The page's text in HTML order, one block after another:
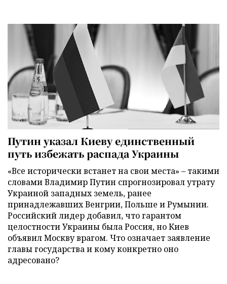
Путин указал Киеву единственный
путь избежать распада Украины
«Все исторически встанет на свои места» – такими
словами Владимир Путин спрогнозировал утрату
Украиной западных земель, ранее
принадлежавших Венгрии, Польше и Румынии.
Российский лидер добавил, что гарантом
целостности Украины была Россия, но Киев
объявил Москву врагом. Что означает заявление
главы государства и кому конкретно оно
адресовано?